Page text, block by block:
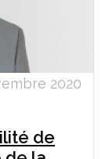
2020
de